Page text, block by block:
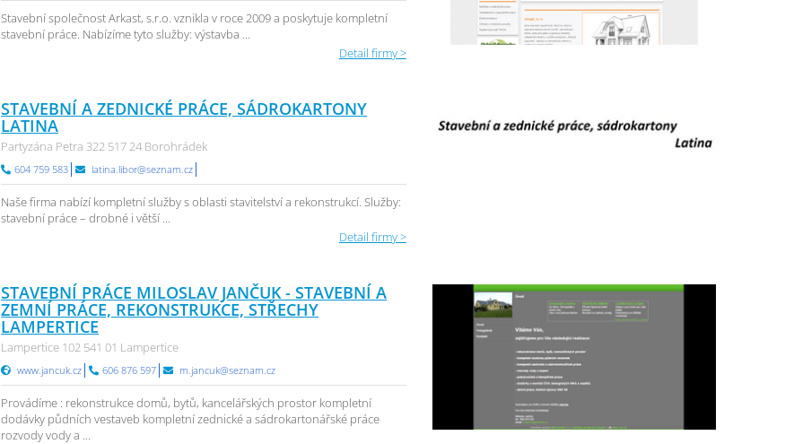
Stavební společnost Arkast, s.r.o. vznikla v roce 2009 a poskytuje kompletní
stavební práce. Nabízíme tyto služby: výstavba ...
Detail firmy >
STAVEBNÍ A ZEDNICKÉ PRÁCE, SÁDROKARTONY
LATINA
Partyzána Petra 322 517 24 Borohrádek
604 759 583 latina.libor@seznam.cz
Naše firma nabízí kompletní služby s oblasti stavitelství a rekonstrukcí. Služby:
stavební práce – drobné i větší ...
Detail firmy >
STAVEBNÍ PRÁCE MILOSLAV JANČUK - STAVEBNÍ A
ZEMNÍ PRÁCE, REKONSTRUKCE, STŘECHY
LAMPERTICE
Lampertice 102 541 01 Lampertice
www.jancuk.cz 606 876 597 m.jancuk@seznam.cz
Provádíme : rekonstrukce domů, bytů, kancelářských prostor kompletní
dodávky půdních vestaveb kompletní zednické a sádrokartonářské práce
rozvody vody a ...